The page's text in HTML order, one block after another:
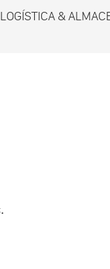
LOGÍSTICA &